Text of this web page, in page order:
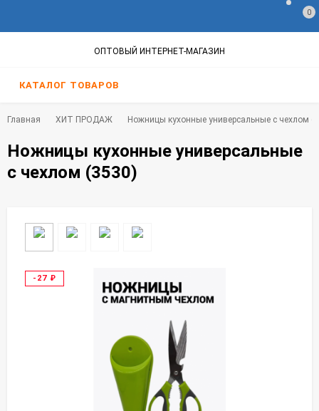
0
ОПТОВЫЙ ИНТЕРНЕТ-МАГАЗИН
КАТАЛОГ ТОВАРОВ
Главная ХИТ ПРОДАЖ Ножницы кухонные универсальные с чехлом
Ножницы кухонные универсальные
с чехлом (3530)
-27 ₽